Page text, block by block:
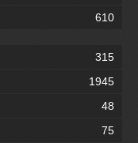
610
315
1945
48
75